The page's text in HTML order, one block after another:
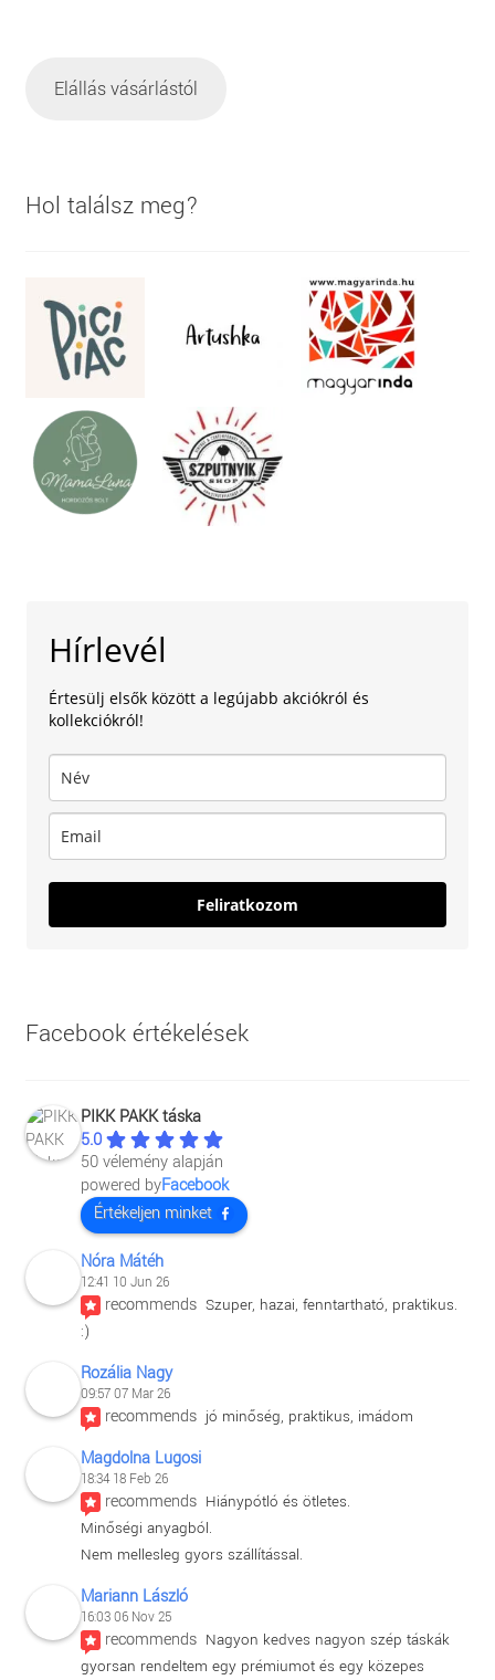
Elállás vásárlástól
Hol találsz meg?
Hírlevél
Értesülj elsők között a legújabb akciókról és
kollekciókról!
Feliratkozom
Facebook értékelések
PIKK PAKK táska
5.0
50 vélemény alapján
powered byFacebook
Értékeljen minket
Nóra Mátéh
12:41 10 Jun 26
recommends Szuper, hazai, fenntartható, praktikus.
:)
Rozália Nagy
09:57 07 Mar 26
recommends jó minőség, praktikus, imádom
Magdolna Lugosi
18:34 18 Feb 26
recommends Hiánypótló és ötletes.
Minőségi anyagból.
Nem mellesleg gyors szállítással.
Mariann László
16:03 06 Nov 25
recommends Nagyon kedves nagyon szép táskák
gyorsan rendeltem egy prémiumot és egy közepes